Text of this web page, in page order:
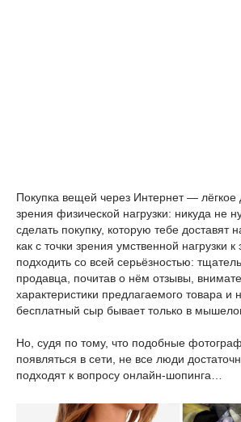
Покупка вещей через Интернет — лёгкое
зрения физической нагрузки: никуда не
сделать покупку, которую тебе доставят
как с точки зрения умственной нагрузки
подходить со всей серьёзностью:
продавца, почитав о нём отзывы,
характеристики предлагаемого товара и
бесплатный сыр бывает только в
Но, судя по тому, что подобные
появляться в сети, не все люди
подходят к вопросу онлайн-шопинга…